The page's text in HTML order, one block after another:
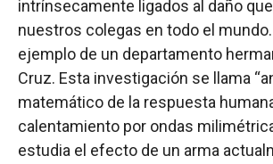
intrínsecamente ligados al daño
nuestros colegas en todo el
ejemplo de un departamento
Cruz. Esta investigación se llama
matemático de la respuesta
calentamiento por ondas
estudia el efecto de un arma